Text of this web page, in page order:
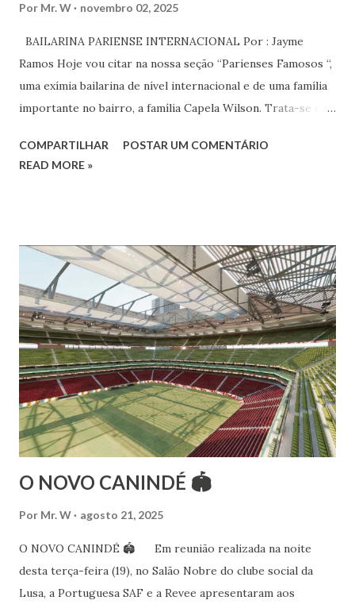
Por Mr. W novembro 02, 2025
BAILARINA PARIENSE INTERNACIONAL Por : Jayme
Ramos Hoje vou citar na nossa seção “Parienses Famosos “,
uma exímia bailarina de nível internacional e de uma família
importante no bairro, a família Capela Wilson. Trata-se da
Vamos às informações de seu site : Bailarina e professora
Esteve na Índia aprofundando seus estudos neste estilo
além de partir para pesquisa e vivência das danças
folclóricas do Rajastão (Kalbelia, Banjara, Ghoomar, Chair).
Bailarina profissional e professora de dança. Dedica-se há
15 anos ao estudo e pesquisa de danças étnicas, em especial
às danças ciganas, árabes e indianas. Iniciou seus estudos de
dança aos 4 anos de idade (em 1982) no balé clássico,
passando por diversas atividades co...
COMPARTILHAR
POSTAR UM COMENTÁRIO
READ MORE »
O NOVO CANINDÉ 🏟
Por Mr. W agosto 21, 2025
O NOVO CANINDÉ 🏟 Em reunião realizada na noite
desta terça-feira (19), no Salão Nobre do clube social da
Lusa, a Portuguesa SAF e a Revee apresentaram aos